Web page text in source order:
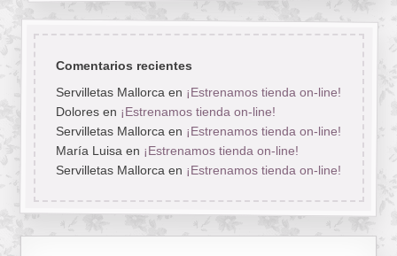
Comentarios recientes
Servilletas Mallorcaen ¡Estrenamos tienda on-line!
Doloresen ¡Estrenamos tienda on-line!
Servilletas Mallorcaen ¡Estrenamos tienda on-line!
María Luisaen ¡Estrenamos tienda on-line!
Servilletas Mallorcaen ¡Estrenamos tienda on-line!